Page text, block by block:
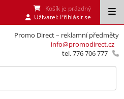
Promo Direct – reklamní předměty
info@promodirect.cz
tel. 776 706 777
Košík je prázdný
Uživatel: Přihlásit se